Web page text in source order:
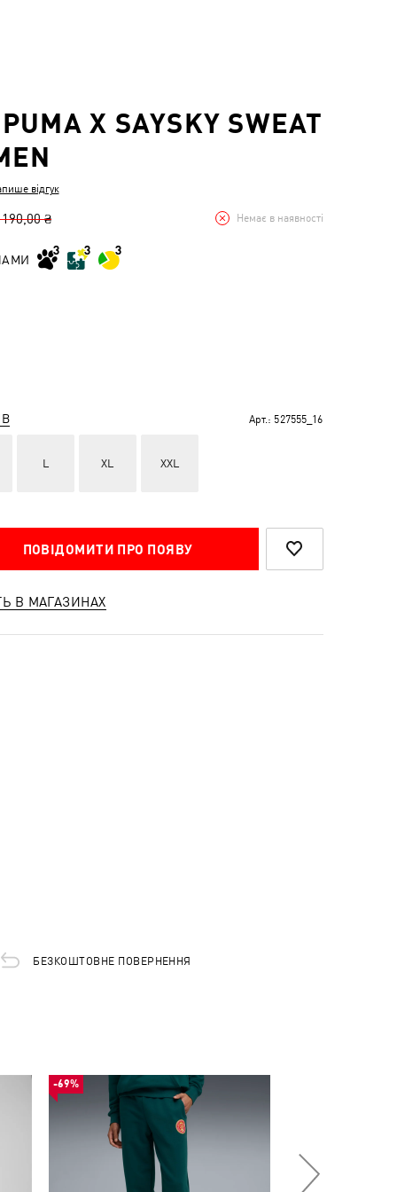
X SAYSKY SWEAT
відгук
₴ Немає в наявності
Арт.: 527555_16
L XL XXL
ПОВІДОМИТИ ПРО ПОЯВУ
В МАГАЗИНАХ
БЕЗКОШТОВНЕ ПОВЕРНЕННЯ
-69%